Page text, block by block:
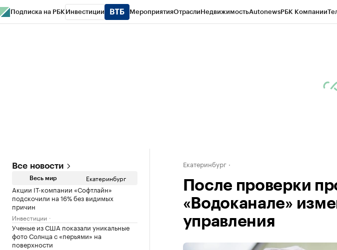
Подписка на РБК Инвестиции МероприятияОтраслиНедвижимостьAutonewsРБК Компании
Все новости
Весь мир Екатеринбург
Акции IT-компании «Софтлайн»
подскочили на 16% без видимых
причин
Инвестиции
Ученые из США показали уникальные
фото Солнца с «перьями» на
поверхности
Екатеринбург
После проверки
«Водоканале»
управления